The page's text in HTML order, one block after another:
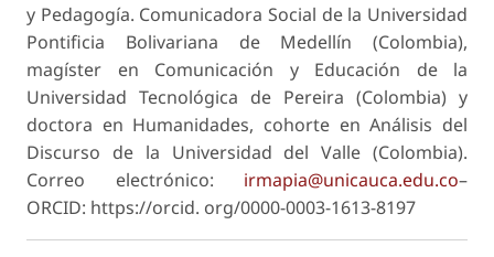
y Pedagogía. Comunicadora Social de la Universidad
Pontificia Bolivariana de Medellín (Colombia),
magíster en Comunicación y Educación de la
Universidad Tecnológica de Pereira (Colombia) y
doctora en Humanidades, cohorte en Análisis del
Discurso de la Universidad del Valle (Colombia).
Correo electrónico: irmapia@unicauca.edu.co–
ORCID: https://orcid. org/0000-0003-1613-8197